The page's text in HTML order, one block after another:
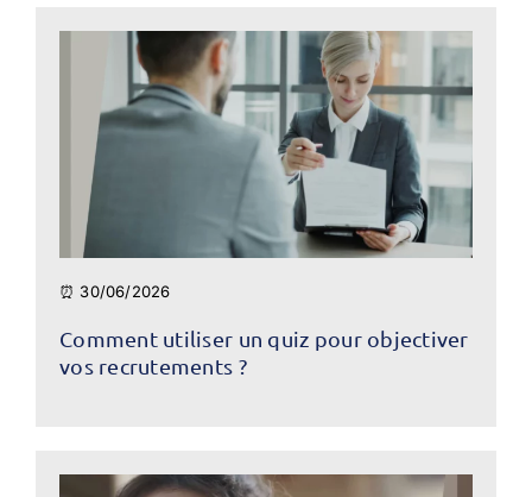
⏰ 30/06/2026
Comment utiliser un quiz pour objectiver
vos recrutements ?